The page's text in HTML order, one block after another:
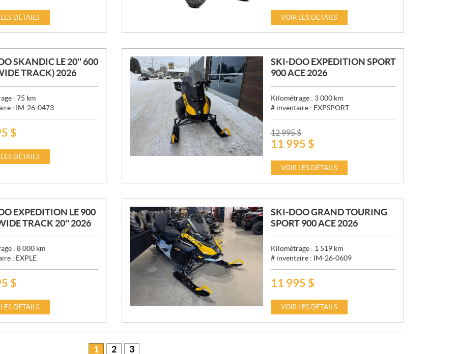
DÉTAILS
X
:
VOIR LES DÉTAILS
SKANDIC LE 20'' 600
TRACK) 2026
: 75 km
: IM-26-0473
$
DÉTAILS
SKI-DOO EXPEDITION SPORT
900 ACE 2026
Kilométrage : 3 000 km
# inventaire : EXPSPORT
P
R
12 995$
11 995 $
VOIR LES DÉTAILS
EXPEDITION LE 900
TRACK 20'' 2026
: 8 000 km
: EXPLE
$
DÉTAILS
SKI-DOO GRAND TOURING
SPORT 900 ACE 2026
Kilométrage : 1 519 km
# inventaire : IM-26-0609
P
X
11 995 $
VOIR LES DÉTAILS
1 2 3